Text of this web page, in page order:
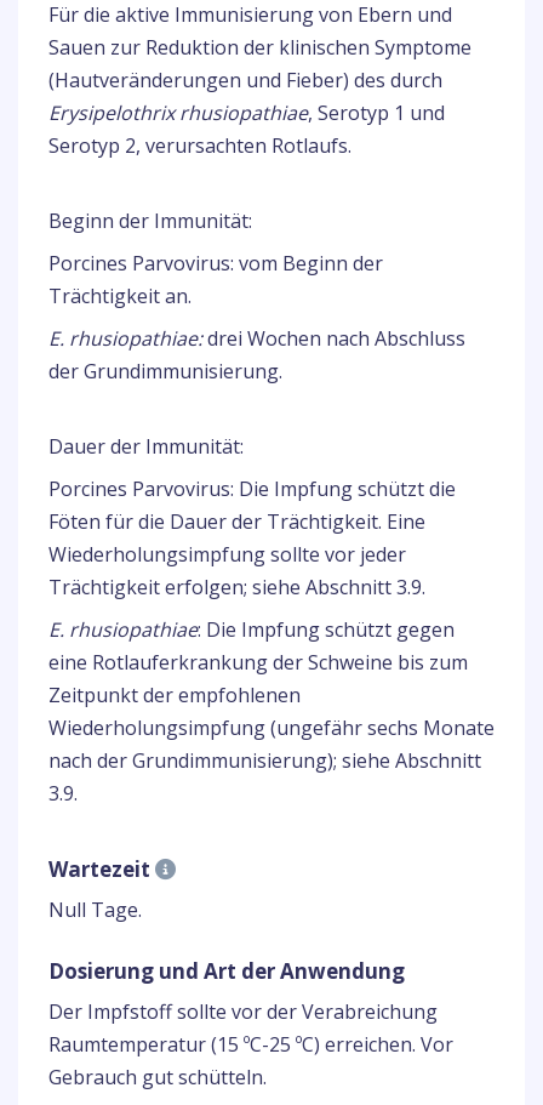
Für die aktive Immunisierung von Ebern und
Sauen zur Reduktion der klinischen Symptome
(Hautveränderungen und Fieber) des durch
Erysipelothrix rhusiopathiae, Serotyp 1 und
Serotyp 2, verursachten Rotlaufs.
Beginn der Immunität:
Porcines Parvovirus: vom Beginn der
Trächtigkeit an.
E. rhusiopathiae:drei Wochen nach Abschluss
der Grundimmunisierung.
Dauer der Immunität:
Porcines Parvovirus: Die Impfung schützt die
Föten für die Dauer der Trächtigkeit. Eine
Wiederholungsimpfung sollte vor jeder
Trächtigkeit erfolgen; siehe Abschnitt 3.9.
E. rhusiopathiae: Die Impfung schützt gegen
eine Rotlauferkrankung der Schweine bis zum
Zeitpunkt der empfohlenen
Wiederholungsimpfung (ungefähr sechs Monate
nach der Grundimmunisierung); siehe Abschnitt
3.9.
Wartezeit
Null Tage.
Dosierung und Art der Anwendung
Der Impfstoff sollte vor der Verabreichung
Raumtemperatur (15 ºC-25 ºC) erreichen. Vor
Gebrauch gut schütteln.